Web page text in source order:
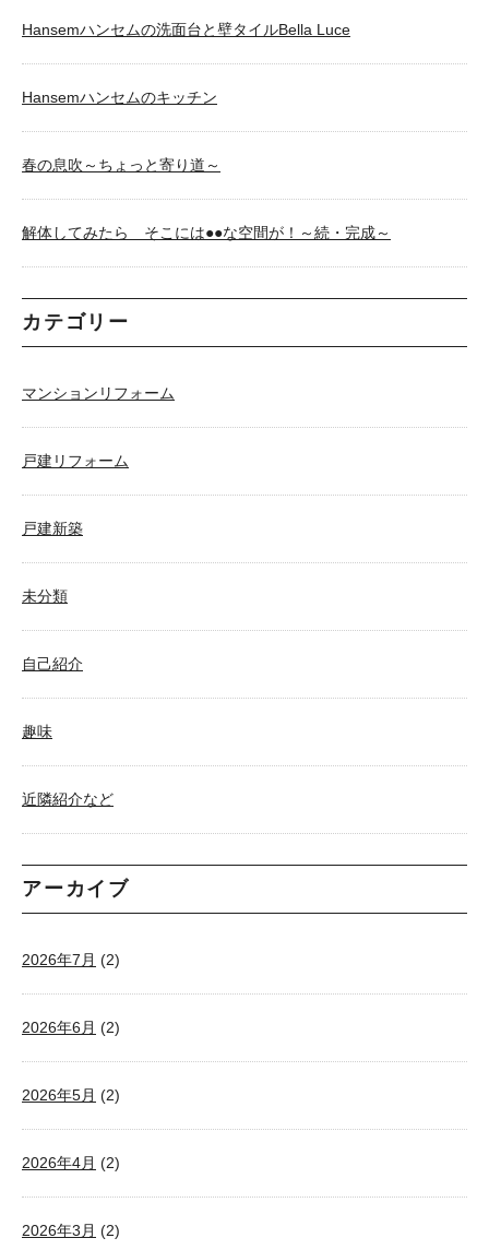
Hansemハンセムの洗面台と壁タイルBella Luce
Hansemハンセムのキッチン
春の息吹～ちょっと寄り道～
解体してみたら そこには●●な空間が！～続・完成～
カテゴリー
マンションリフォーム
戸建リフォーム
戸建新築
未分類
自己紹介
趣味
近隣紹介など
アーカイブ
2026年7月 (2)
2026年6月 (2)
2026年5月 (2)
2026年4月 (2)
2026年3月 (2)